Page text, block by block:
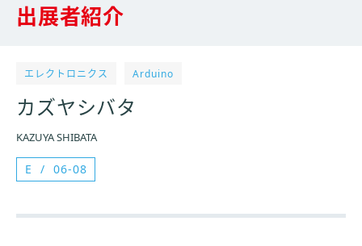
出展者紹介
エレクトロニクス Arduino
カズヤシバタ
KAZUYA SHIBATA
E 06-08